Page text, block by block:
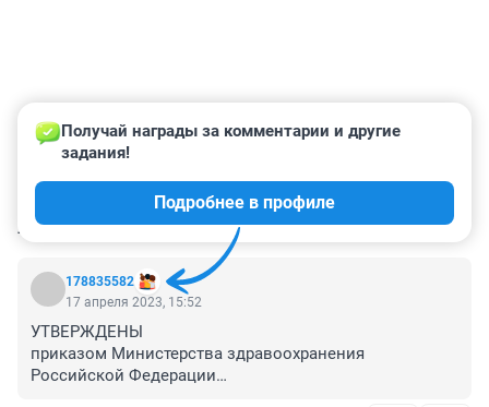
КОММЕНТАРИИ 31
178835582
Получай награды за комментарии и другие
задания!
Подробнее в профиле
17 апреля 2023, 15:52
УТВЕРЖДЕНЫ
приказом Министерства здравоохранения
Российской Федерации